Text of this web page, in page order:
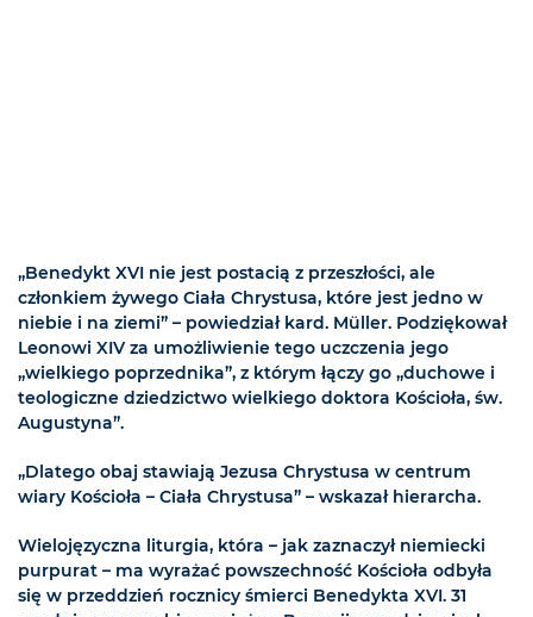
„Benedykt XVI nie jest postacią z przeszłości, ale
członkiem żywego Ciała Chrystusa, które jest jedno w
niebie i na ziemi” – powiedział kard. Müller. Podziękował
Leonowi XIV za umożliwienie tego uczczenia jego
„wielkiego poprzednika”, z którym łączy go „duchowe i
teologiczne dziedzictwo wielkiego doktora Kościoła, św.
Augustyna”.
„Dlatego obaj stawiają Jezusa Chrystusa w centrum
wiary Kościoła – Ciała Chrystusa” – wskazał hierarcha.
Wielojęzyczna liturgia, która – jak zaznaczył niemiecki
purpurat – ma wyrażać powszechność Kościoła odbyła
się w przeddzień rocznicy śmierci Benedykta XVI. 31